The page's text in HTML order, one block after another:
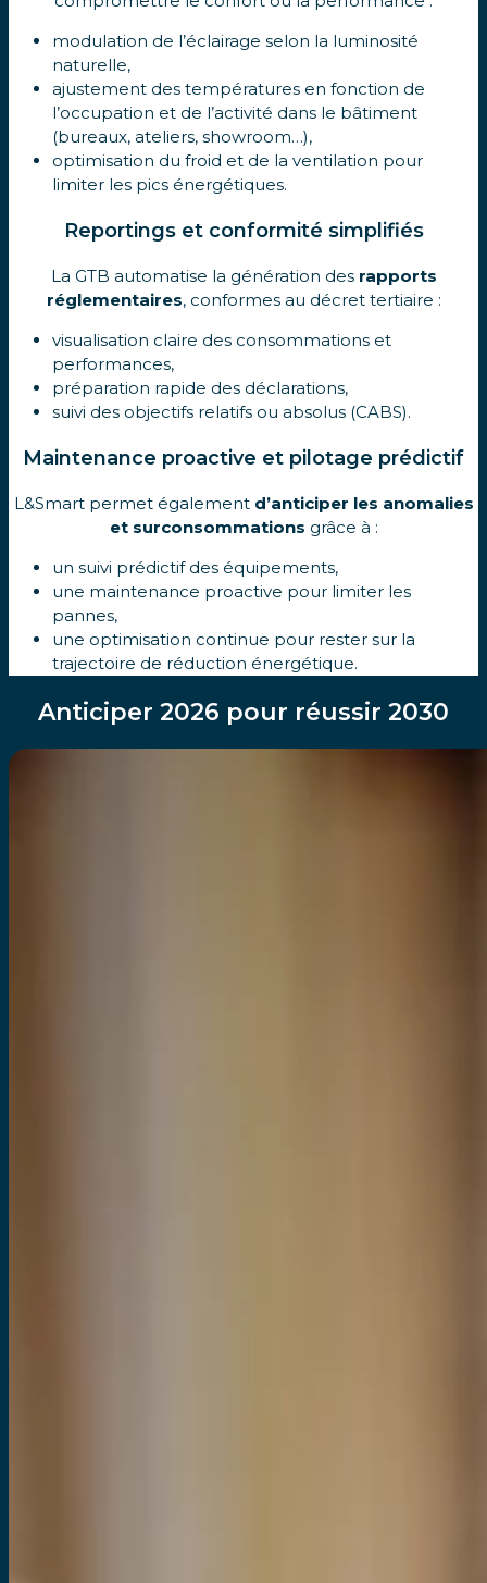
modulation de l’éclairage selon la luminosité
naturelle,
ajustement des températures en fonction de
l’occupation et de l’activité dans le bâtiment
(bureaux, ateliers, showroom…),
optimisation du froid et de la ventilation pour
limiter les pics énergétiques.
Reportings et conformité simplifiés
La GTB automatise la génération des rapports
réglementaires, conformes au décret tertiaire :
visualisation claire des consommations et
performances,
préparation rapide des déclarations,
suivi des objectifs relatifs ou absolus (CABS).
Maintenance proactive et pilotage prédictif
L&Smart permet également d’anticiper les anomalies
et surconsommations grâce à :
un suivi prédictif des équipements,
une maintenance proactive pour limiter les
pannes,
une optimisation continue pour rester sur la
trajectoire de réduction énergétique.
Anticiper 2026 pour réussir 2030